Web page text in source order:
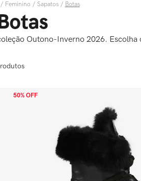
Feminino Sapatos Botas
Outono-Inverno 2026.
50% OFF